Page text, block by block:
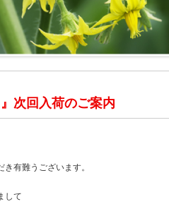
次回入荷のご案内
有難うございます。
して